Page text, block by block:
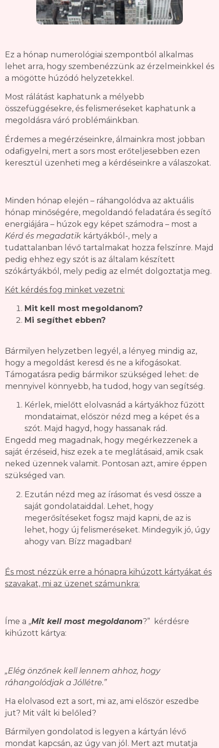
Ez a hónap numerológiai szempontból alkalmas
lehet arra, hogy szembenézzünk az érzelmeinkkel és
a mögötte húzódó helyzetekkel.
Most rálátást kaphatunk a mélyebb
összefüggésekre, és felismeréseket kaphatunk a
megoldásra váró problémáinkban.
Érdemes a megérzéseinkre, álmainkra most jobban
odafigyelni, mert a sors most erőteljesebben ezen
keresztül üzenheti meg a kérdéseinkre a válaszokat.
Minden hónap elején – ráhangolódva az aktuális
hónap minőségére, megoldandó feladatára és segítő
energiájára – húzok egy képet számodra – most a
Kérd és megadatik kártyákból-, mely a
tudattalanban lévő tartalmakat hozza felszínre. Majd
pedig ehhez egy szót is az általam készített
szókártyákból, mely pedig az elmét dolgoztatja meg.
Két kérdés fog minket vezetni:
Mit kell most megoldanom?
Mi segíthet ebben?
Bármilyen helyzetben legyél, a lényeg mindig az,
hogy a megoldást keresd és ne a kifogásokat.
Támogatásra pedig bármikor szükséged lehet: de
mennyivel könnyebb, ha tudod, hogy van segítség.
Kérlek, mielőtt elolvasnád a kártyákhoz fűzött
mondataimat, először nézd meg a képet és a
szót. Majd hagyd, hogy hassanak rád.
Engedd meg magadnak, hogy megérkezzenek a
saját érzéseid, hisz ezek a te meglátásaid, amik csak
neked üzennek valamit. Pontosan azt, amire éppen
szükséged van.
Ezután nézd meg az írásomat és vesd össze a
saját gondolataiddal. Lehet, hogy
megerősítéseket fogsz majd kapni, de az is
lehet, hogy új felismeréseket. Mindegyik jó, úgy
ahogy van. Bízz magadban!
És most nézzük erre a hónapra kihúzott kártyákat és
szavakat, mi az üzenet számunkra:
Íme a „Mit kell most megoldanom?” kérdésre
kihúzott kártya:
„Elég önzőnek kell lennem ahhoz, hogy
ráhangolódjak a Jóllétre.”
Ha elolvasod ezt a sort, mi az, ami először eszedbe
jut? Mit vált ki belőled?
Bármilyen gondolatod is legyen a kártyán lévő
mondat kapcsán, az úgy van jól. Mert azt mutatja